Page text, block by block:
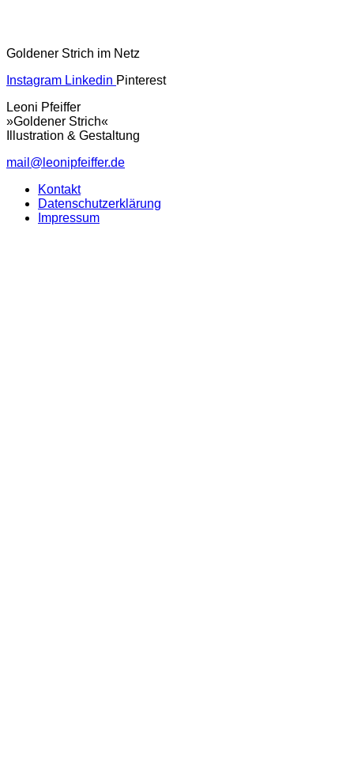
Goldener Strich im Netz
Instagram Linkedin Pinterest
Leoni Pfeiffer
»Goldener Strich«
Illustration & Gestaltung
mail@leonipfeiffer.de
Kontakt
Datenschutzerklärung
Impressum